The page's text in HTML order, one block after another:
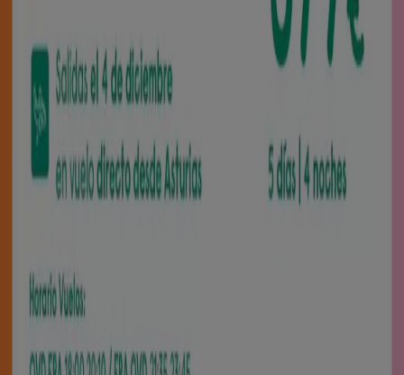
no dudes en ponerte
en manos de los mejores profesionales, ellos se
encargarán de todo y te resolverán cualquier imprevisto,
cuenta conViajes El Corte Inglés
viajes ,Carrefour Viajes
Eroski
variedad de ofertas de viajes baratos
Ir a ofertas de Viajes